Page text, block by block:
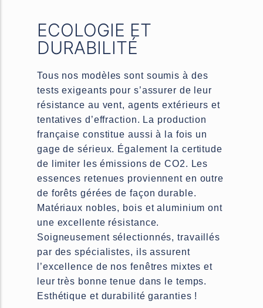
ECOLOGIE ET
DURABILITÉ
Tous nos modèles sont soumis à des
tests exigeants pour s’assurer de leur
résistance au vent, agents extérieurs et
tentatives d’effraction. La production
française constitue aussi à la fois un
gage de sérieux. Également la certitude
de limiter les émissions de CO2. Les
essences retenues proviennent en outre
de forêts gérées de façon durable.
Matériaux nobles, bois et aluminium ont
une excellente résistance.
Soigneusement sélectionnés, travaillés
par des spécialistes, ils assurent
l’excellence de nos fenêtres mixtes et
leur très bonne tenue dans le temps.
Esthétique et durabilité garanties !